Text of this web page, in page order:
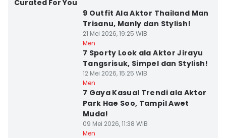
Curated For You
9 Outfit Ala Aktor Thailand Man
Trisanu, Manly dan Stylish!
21 Mei 2026, 19:25 WIB
Men
7 Sporty Look ala Aktor Jirayu
Tangsrisuk, Simpel dan Stylish!
12 Mei 2026, 15:25 WIB
Men
7 Gaya Kasual Trendi ala Aktor
Park Hae Soo, Tampil Awet
Muda!
09 Mei 2026, 11:38 WIB
Men